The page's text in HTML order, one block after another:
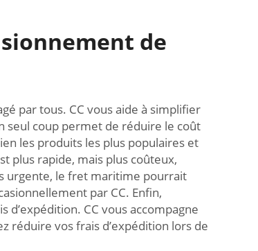
de
par tous. CC vous aide à simplifier
seul coup permet de réduire le coût
les produits les plus populaires et
plus rapide, mais plus coûteux,
urgente, le fret maritime pourrait
par CC. Enfin,
CC vous accompagne
réduire vos frais d’expédition lors de